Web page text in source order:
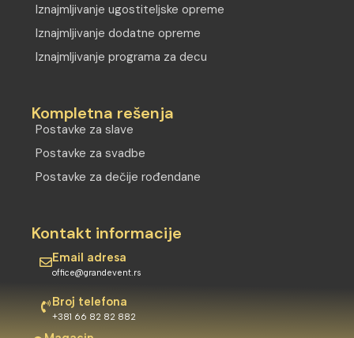
Iznajmljivanje ugostiteljske opreme
Iznajmljivanje dodatne opreme
Iznajmljivanje programa za decu
Kompletna rešenja
Postavke za slave
Postavke za svadbe
Postavke za dečije rođendane
Kontakt informacije
Email adresa
office@grandevent.rs
Broj telefona
+381 66 82 82 882